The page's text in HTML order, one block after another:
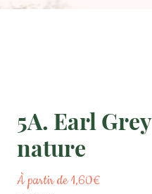
5A. Earl Grey
nature
À partir de1,60€Prix